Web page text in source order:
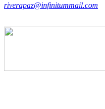
riverapaz@infinitummail.com